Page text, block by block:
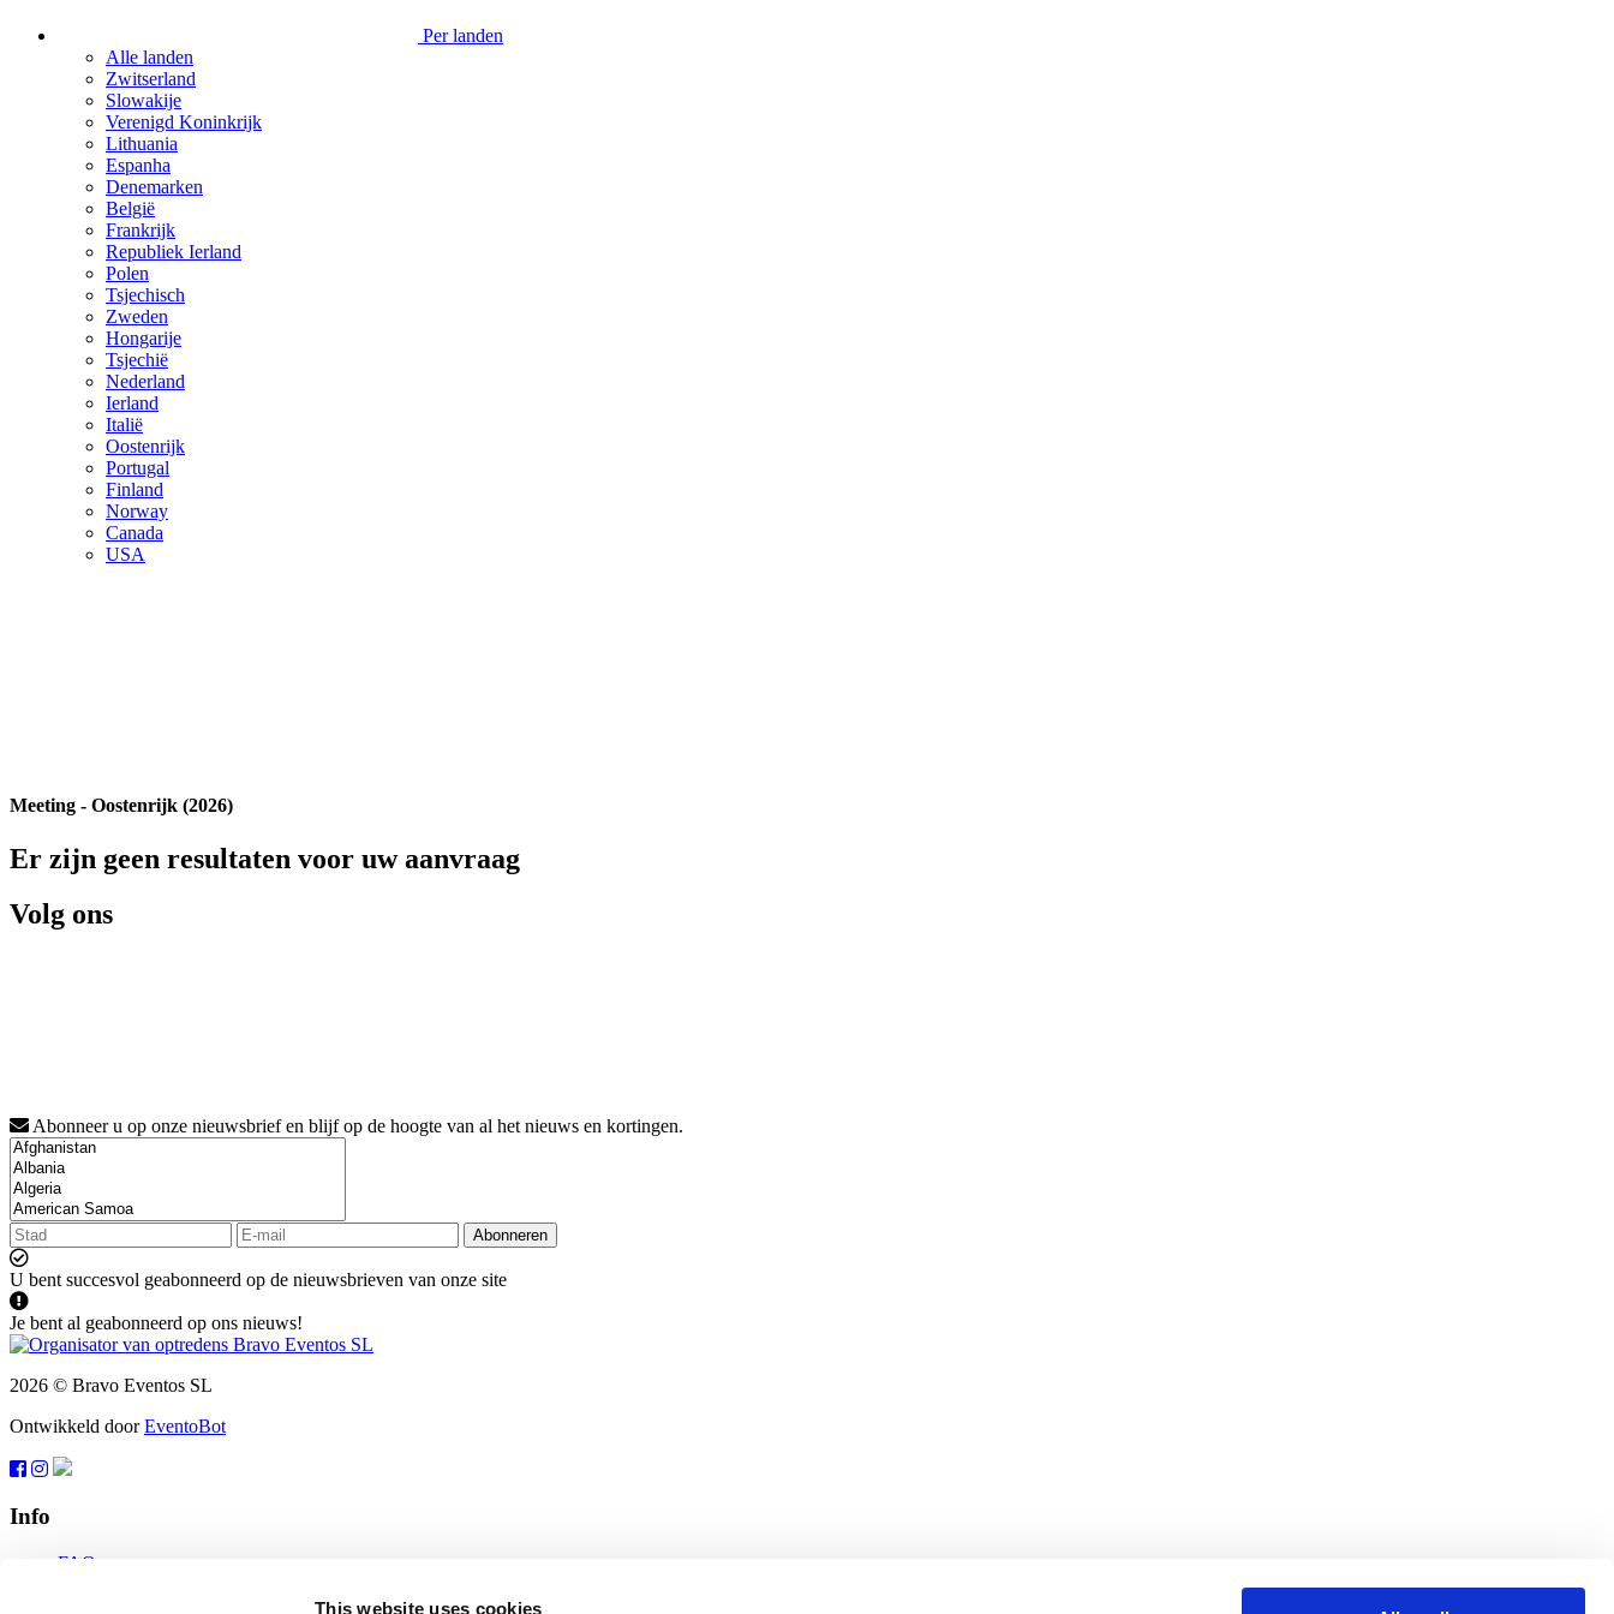
This website uses cookies
Per landen
Alle landen
Zwitserland
Slowakije
Verenigd Koninkrijk
Lithuania
Espanha
Denemarken
België
Frankrijk
Republiek Ierland
Polen
Tsjechisch
Zweden
Hongarije
Tsjechië
Nederland
Ierland
Italië
Oostenrijk
Portugal
Finland
Norway
Canada
USA
Meeting - Oostenrijk (2026)
Er zijn geen resultaten voor uw aanvraag
Volg ons
Abonneer u op onze nieuwsbrief en blijf op de hoogte van al het nieuws en kortingen.
Abonneren
U bent succesvol geabonneerd op de nieuwsbrieven van onze site
Je bent al geabonneerd op ons nieuws!
2026 © Bravo Eventos SL
Ontwikkeld doorEventoBot
Info
FAQ